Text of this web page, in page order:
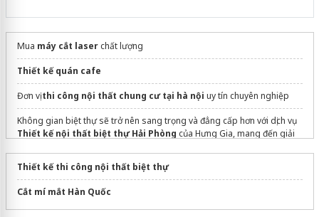
Mua máy cắt laserchất lượng
Thiết kế quán cafe
Đơn vịthi công nội thất chung cư tại hà nội uy tín chuyên nghiệp
Không gian biệt thự sẽ trở nên sang trọng và đẳng cấp hơn với dịch vụ
Thiết kế nội thất biệt thự Hải Phòng của Hưng Gia, mang đến giải
mẫu vách kính văn phòng
Máy đo độ ẩm Sanko MR-200II
Thiết kế thi công nội thất biệt thự
Cắt mí mắt Hàn Quốc